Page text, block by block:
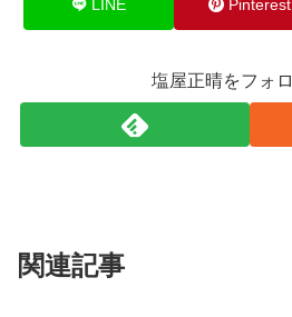
LINE Pinterest
塩屋正晴をフォ
関連記事